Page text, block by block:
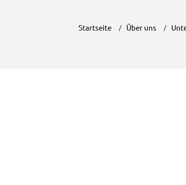
Startseite Über uns